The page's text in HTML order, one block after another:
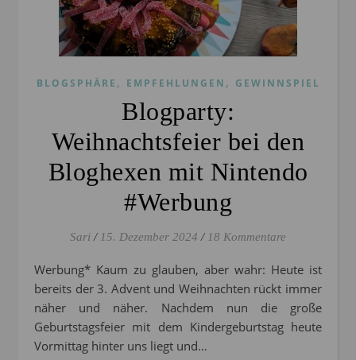
BLOGSPHÄRE , EMPFEHLUNGEN , GEWINNSPIEL
Blogparty:
Weihnachtsfeier bei den
Bloghexen mit Nintendo
#Werbung
Sari / 15. Dezember 2024 / 18 Kommentare
Werbung* Kaum zu glauben, aber wahr: Heute ist
bereits der 3. Advent und Weihnachten rückt immer
näher und näher. Nachdem nun die große
Geburtstagsfeier mit dem Kindergeburtstag heute
Vormittag hinter uns liegt und…